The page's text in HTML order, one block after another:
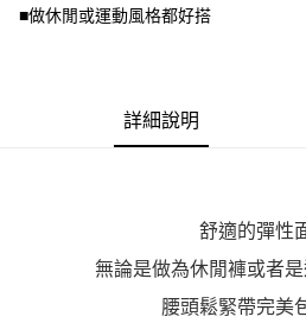
資料（包含姓名、電話或地址）提供予台灣
※ 交易是否成功請以「AFTEE先享後付 」
１．透過由恩沛科技股份有限公司提供之「
３．未成年的使用者請事先徵得法定代理人
時審查核予不同之上限額度；若仍有額度不
付款後7-11取貨
每筆NT$100，滿NT$1,000(含以上)免
■做休閒或運動風格都好搭
詳細說明
舒適的彈性
無論是做為休閒褲或者
腰頭鬆緊帶完美